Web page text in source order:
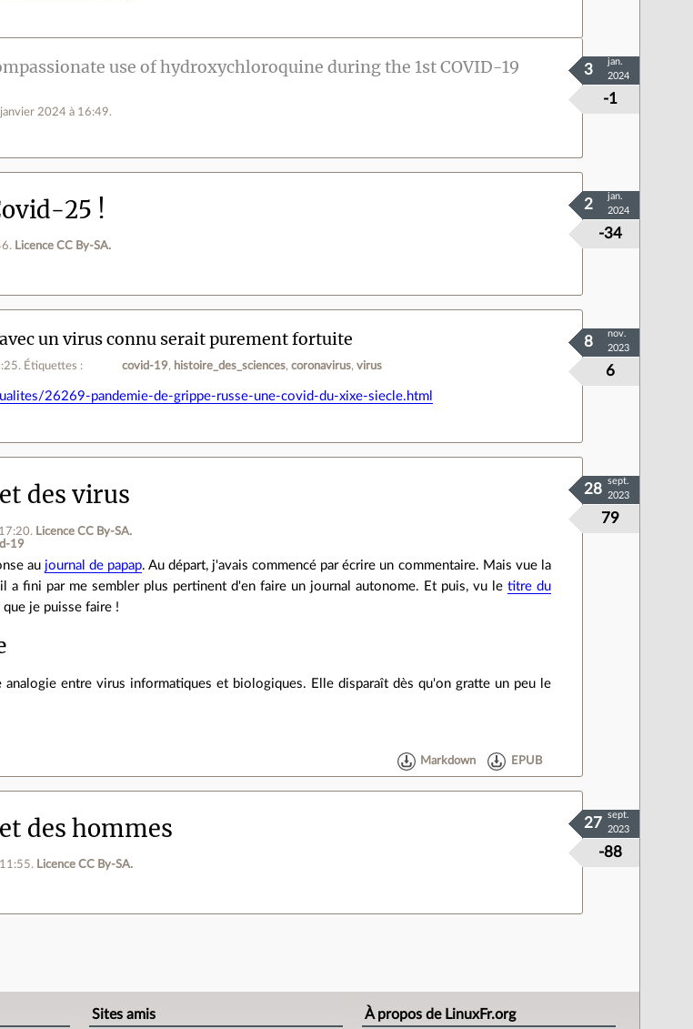
use of hydroxychloroquine during the 1st COVID-19
janvier 2024 à 16:49.
-1
3
jan.
2024
25 !
. Licence CC By‑SA.
-34
2
jan.
2024
un virus connu serait purement fortuite
. Étiquettes : covid-19 histoire_des_sciences coronavirus virus 6
8
nov.
2023
26269-pandemie-de-grippe-russe-une-covid-du-xixe-siecle.html
des virus
. Licence CC By‑SA.
19
79
28
sept.
2023
au journal de papap. Au départ, j'avais commencé par écrire un commentaire. Mais vue la
a fini par me sembler plus pertinent d'en faire un journal autonome. Et puis, vu le titre du
je puisse faire !
analogie entre virus informatiques et biologiques. Elle disparaît dès qu'on gratte un peu le
Markdown EPUB
des hommes
. Licence CC By‑SA.
-88
27
sept.
2023
Sites amis À propos de LinuxFr.org